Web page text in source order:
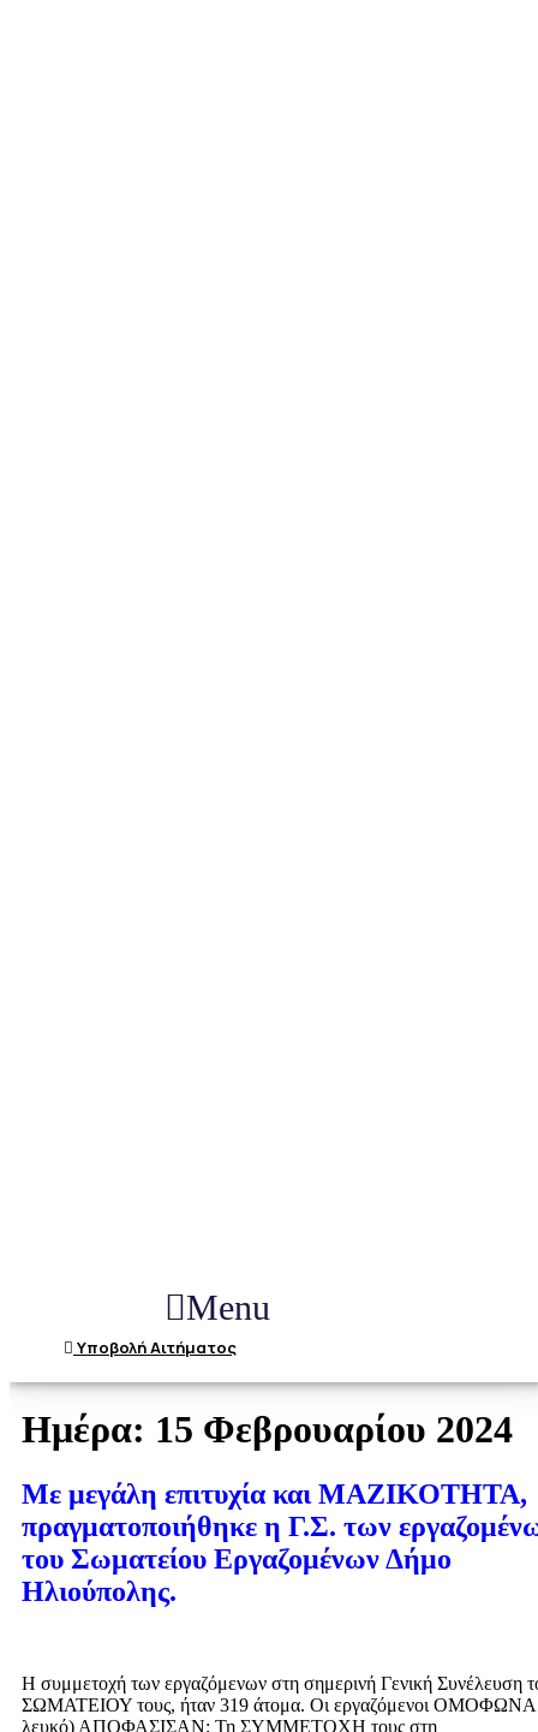
Menu
Υποβολή Αιτήματος
Ημέρα: 15 Φεβρουαρίου 2024
Με μεγάλη επιτυχία και ΜΑΖΙΚΟΤΗΤΑ,
πραγματοποιήθηκε η Γ.Σ. των
του Σωματείου Εργαζομένων Δήμο
Ηλιούπολης.
Η συμμετοχή των εργαζόμενων στη σημερινή Γενική Συνέλευση
ΣΩΜΑΤΕΙΟΥ τους, ήταν 319 άτομα. Οι εργαζόμενοι ΟΜΟΦΩΝΑ
λευκό) ΑΠΟΦΑΣΙΣΑΝ: Τη ΣΥΜΜΕΤΟΧΗ τους στη